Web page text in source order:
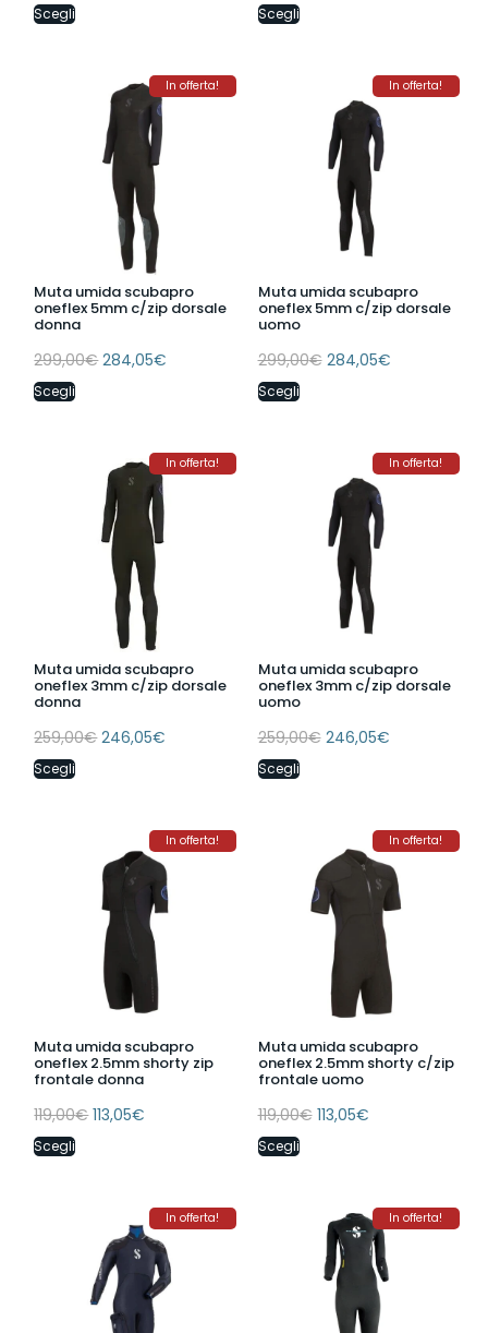
Scegli Scegli
In offerta!
Muta umida scubapro
oneflex 5mm c/zip dorsale
donna
299,00€ 284,05€
Scegli
In offerta!
Muta umida scubapro
oneflex 5mm c/zip dorsale
uomo
299,00€ 284,05€
Scegli
In offerta!
Muta umida scubapro
oneflex 3mm c/zip dorsale
donna
259,00€ 246,05€
Scegli
In offerta!
Muta umida scubapro
oneflex 3mm c/zip dorsale
uomo
259,00€ 246,05€
Scegli
In offerta!
Muta umida scubapro
oneflex 2.5mm shorty zip
frontale donna
119,00€ 113,05€
Scegli
In offerta!
Muta umida scubapro
oneflex 2.5mm shorty c/zip
frontale uomo
119,00€ 113,05€
Scegli
In offerta! In offerta!